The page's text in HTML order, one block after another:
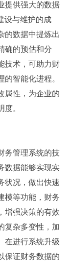
提供强大的数据
设与维护的成
的数据中提炼出
确的预估和分
技术，可助力财
智能化进程。
属性，为企业的
。
务管理系统的技
数据能够实现实
状况，做出快速
模等功能，财务
增强决策的有效
复杂多变性，加
在进行系统升级
保证财务数据的